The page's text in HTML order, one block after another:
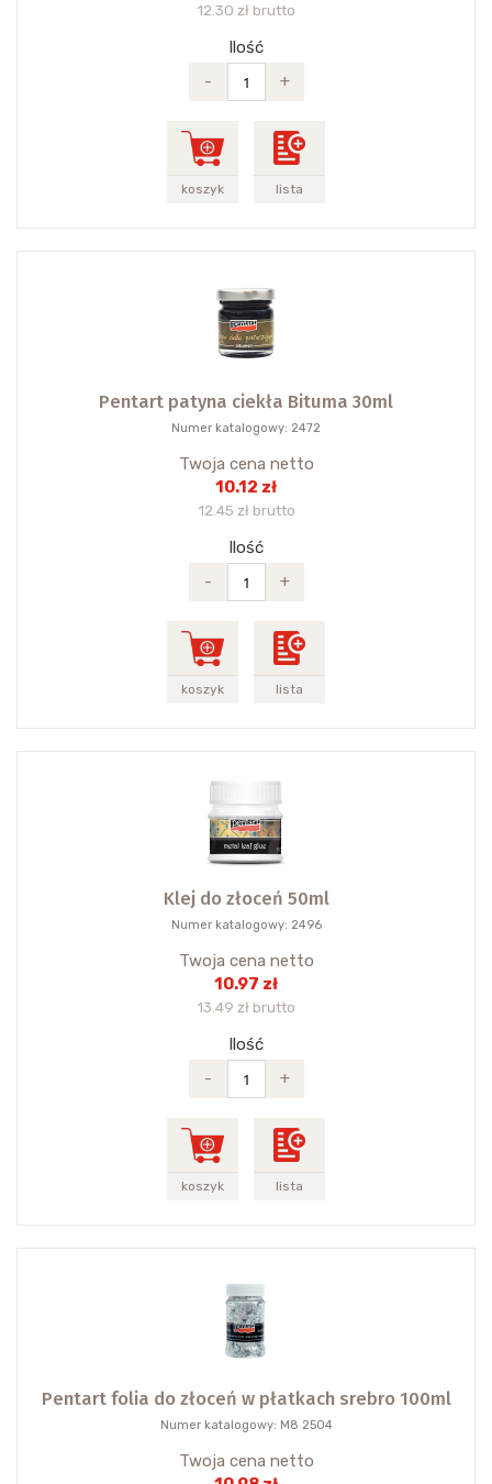
12.30 zł brutto
Ilość
-
+
koszyk lista
Pentart patyna ciekła Bituma 30ml
Numer katalogowy: 2472
Twoja cena netto
10.12 zł
12.45 zł brutto
Ilość
-
+
koszyk lista
Klej do złoceń 50ml
Numer katalogowy: 2496
Twoja cena netto
10.97 zł
13.49 zł brutto
Ilość
-
+
koszyk lista
Pentart folia do złoceń w płatkach srebro 100ml
Numer katalogowy: M8 2504
Twoja cena netto